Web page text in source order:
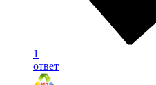
1
ответ